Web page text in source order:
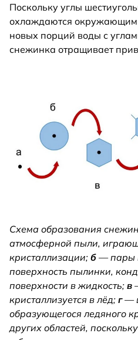
Поскольку углы
охлаждаются окружающим
новых порций воды с
снежинка отращивает
Схема образования
атмосферной пыли,
кристаллизации; б — пары
поверхность пылинки,
поверхности в жидкость; в
кристаллизуется в лёд; г—
образующегося ледяного
других областей,